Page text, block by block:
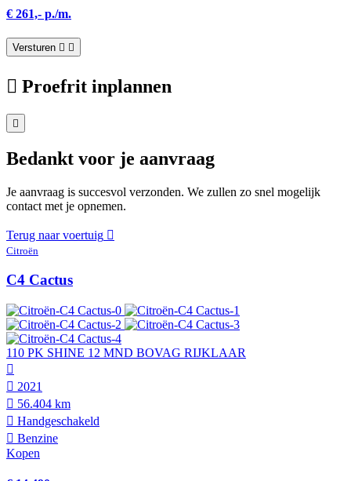
€ 261,- p./m.
Versturen
Proefrit inplannen
Bedankt voor je aanvraag
Je aanvraag is succesvol verzonden. We zullen zo snel mogelijk
contact met je opnemen.
Terug naar voertuig
Citroën
C4 Cactus
110 PK SHINE 12 MND BOVAG RIJKLAAR
2021
56.404 km
Hand­geschakeld
Benzine
Kopen